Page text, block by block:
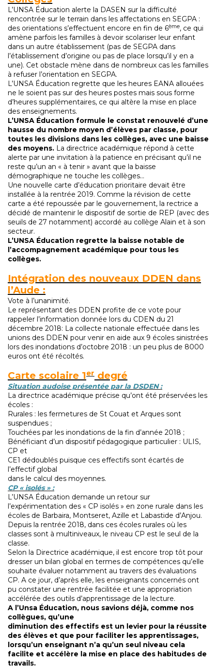
L’UNSA Éducation alerte la DASEN sur la difficulté
rencontrée sur le terrain dans les affectations en SEGPA :
des orientations s’effectuent encore en fin de 6ème, ce qui
amène parfois les familles à devoir scolariser leur enfant
dans un autre établissement (pas de SEGPA dans
l’établissement d’origine ou pas de place lorsqu’il y en a
une). Cet obstacle mène dans de nombreux cas les familles
à refuser l’orientation en SEGPA.
L’UNSA Éducation regrette que les heures EANA allouées
ne le soient pas sur des heures postes mais sous forme
d’heures supplémentaires, ce qui altère la mise en place
des enseignements.
L’UNSA Éducation formule le constat renouvelé d’une
hausse du nombre moyen d’élèves par classe, pour
toutes les divisions dans les collèges, avec une baisse
des moyens. La directrice académique répond à cette
alerte par une invitation à la patience en précisant qu’il ne
reste qu’un an « à tenir » avant que la baisse
démographique ne touche les collèges…
Une nouvelle carte d’éducation prioritaire devait être
installée à la rentrée 2019. Comme la révision de cette
carte a été repoussée par le gouvernement, la rectrice a
décidé de maintenir le dispositif de sortie de REP (avec des
seuils de 27 notamment) accordé au collège Alain et à son
secteur.
L’UNSA Éducation regrette la baisse notable de
l’accompagnement académique pour tous les
collèges.
Intégration des nouveaux DDEN dans
l’Aude :
Vote à l’unanimité.
Le représentant des DDEN profite de ce vote pour
rappeler l’information donnée lors du CDEN du 21
décembre 2018: La collecte nationale effectuée dans les
unions des DDEN pour venir en aide aux 9 écoles sinistrées
lors des inondations d’octobre 2018 : un peu plus de 8000
euros ont été récoltés.
Carte scolaire 1er degré
Situation audoise présentée par la DSDEN :
La directrice académique précise qu’ont été préservées les
écoles :
Rurales : les fermetures de St Couat et Arques sont
suspendues ;
Touchées par les inondations de la fin d’année 2018 ;
Bénéficiant d’un dispositif pédagogique particulier : ULIS,
CP et
CE1 dédoublés puisque ces effectifs sont écartés de
l’effectif global
dans le calcul des moyennes.
CP « isolés » :
L’UNSA Éducation demande un retour sur
l’expérimentation des « CP isolés » en zone rurale dans les
écoles de Barbaira, Montseret, Azille et Labastide d’Anjou.
Depuis la rentrée 2018, dans ces écoles rurales où les
classes sont à multiniveaux, le niveau CP est le seul de la
classe.
Selon la Directrice académique, il est encore trop tôt pour
dresser un bilan global en termes de compétences qu’elle
souhaite évaluer notamment au travers des évaluations
CP. A ce jour, d’après elle, les enseignants concernés ont
pu constater une rentrée facilitée et une appropriation
accélérée des outils d’apprentissage de la lecture.
A l’Unsa Éducation, nous savions déjà, comme nos
collègues, qu’une
diminution des effectifs est un levier pour la réussite
des élèves et que pour faciliter les apprentissages,
lorsqu’un enseignant n’a qu’un seul niveau cela
facilite et accélère la mise en place des habitudes de
travails.